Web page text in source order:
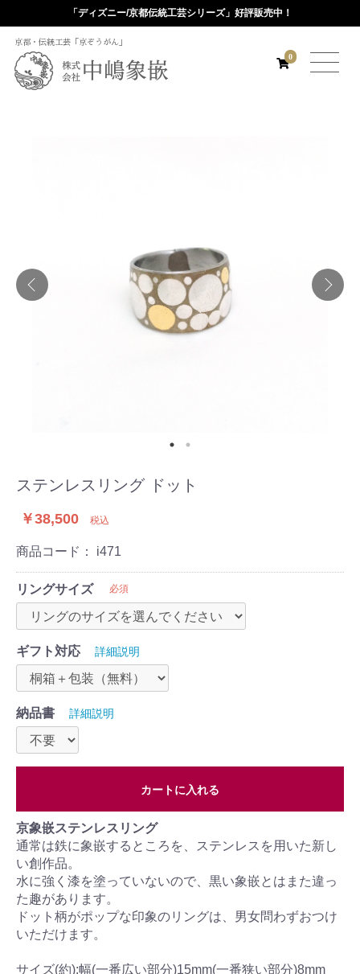
「ディズニー/京都伝統工芸シリーズ」好評販売中！
京都・伝統工芸「京ぞうがん」
0
ステンレスリング ドット
￥38,500 税込
商品コード： i471
リングサイズ 必須
ギフト対応 詳細説明
納品書 詳細説明
カートに入れる
京象嵌ステンレスリング
通常は鉄に象嵌するところを、ステンレスを用いた新し
い創作品。
水に強く漆を塗っていないので、黒い象嵌とはまた違っ
た趣があります。
ドット柄がポップな印象のリングは、男女問わずおつけ
いただけます。
サイズ(約):幅(一番広い部分)15mm(一番狭い部分)8mm